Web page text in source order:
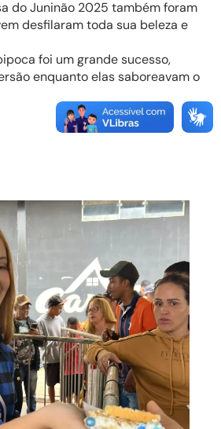
do Juninão 2025 também foram
desfilaram toda sua beleza e
foi um grande sucesso,
enquanto elas saboreavam o